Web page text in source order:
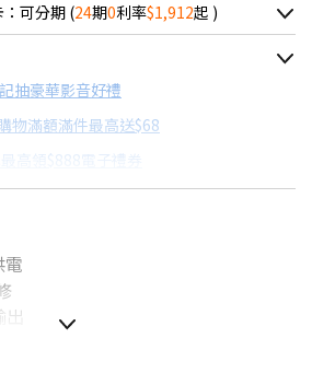
可分期 (24期0利率$1,912起 )
，請以購物車顯示為主
每期金額 配合銀行/業者
抽豪華影音好禮
物滿額滿件最高送$68
高領$888電子禮券
聯名卡滿額最高回饋25%
出
芯